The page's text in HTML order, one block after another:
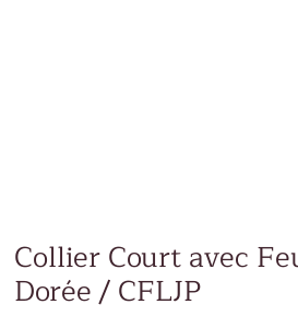
Collier Court avec
Dorée / CFLJP